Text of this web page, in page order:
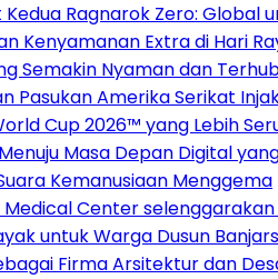
Ragnarok Zero: Global
Kenyamanan Extra di Hari
Semakin Nyaman dan
Pasukan Amerika Serikat
Cup 2026™ yang Lebih
Masa Depan Digital
Kemanusiaan Menggema
Medical Center
untuk Warga Dusun
Firma Arsitektur dan